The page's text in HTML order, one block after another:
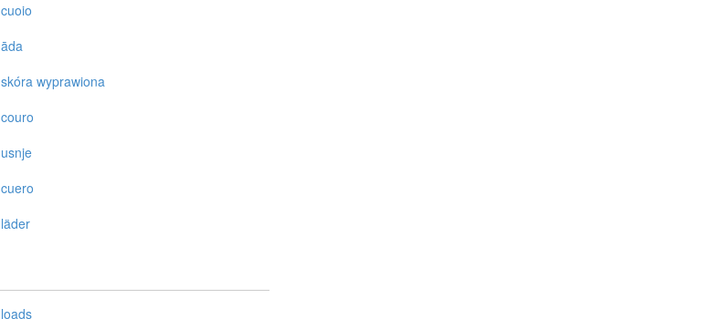
cuoio
āda
skóra wyprawiona
couro
usnje
cuero
läder
loads